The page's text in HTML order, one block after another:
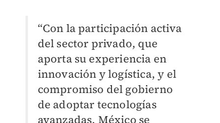
“Con la participación activa
del sector privado, que
aporta su experiencia en
innovación y logística, y el
compromiso del gobierno
de adoptar tecnologías
avanzadas, México se